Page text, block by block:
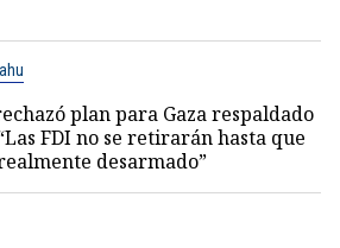
plan para Gaza respaldado
FDI no se retirarán hasta que
desarmado”